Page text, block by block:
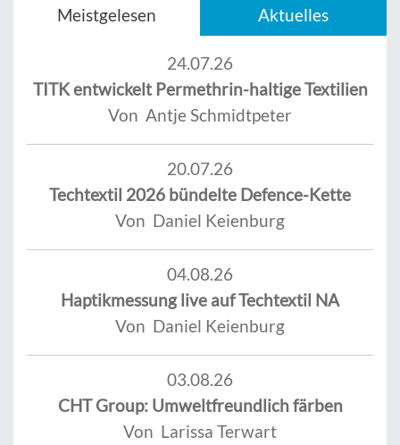
Meistgelesen Aktuelles
24.07.26
TITK entwickelt Permethrin-haltige Textilien
Von Antje Schmidtpeter
20.07.26
Techtextil 2026 bündelte Defence-Kette
Von Daniel Keienburg
04.08.26
Haptikmessung live auf Techtextil NA
Von Daniel Keienburg
03.08.26
CHT Group: Umweltfreundlich färben
Von Larissa Terwart